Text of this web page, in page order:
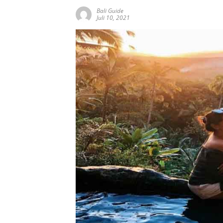
Bali Guide
Juli 10, 2021